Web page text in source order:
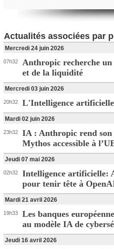
Actualités associées par
Mercredi 24 juin 2026
07h32
Anthropic recherche un
et de la liquidité
Mercredi 03 juin 2026
20h32 L'Intelligence artificielle
Mardi 02 juin 2026
23h32
IA : Anthropic rend
Mythos accessible à
Jeudi 07 mai 2026
02h32
Intelligence artificielle:
pour tenir tête à
Mardi 21 avril 2026
19h33
Les banques
au modèle IA de
Jeudi 16 avril 2026